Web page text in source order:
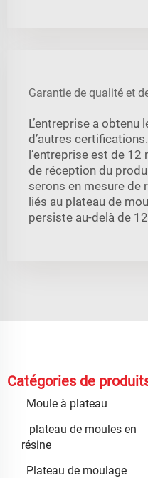
Garantie de qualité et
L’entreprise a obtenu
d’autres
l’entreprise est de
de réception du
serons en mesure de
liés au plateau de
persiste au-delà de
Catégories de
Moule à plateau
plateau de moules en
résine
Plateau de moulage